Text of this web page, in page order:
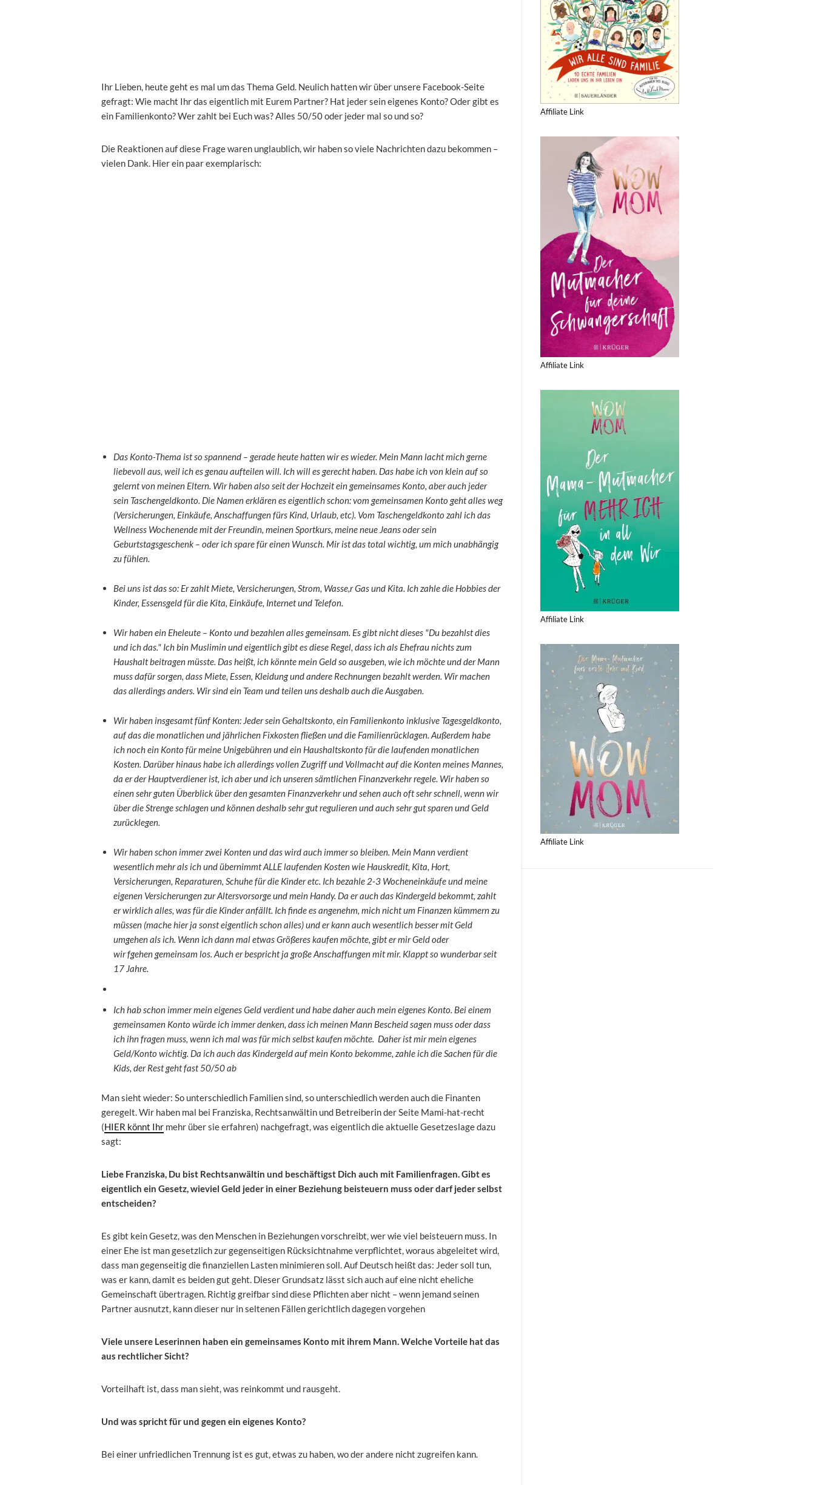
Ihr Lieben, heute geht es mal um das Thema Geld. Neulich hatten wir über unsere Facebook-Seite
gefragt: Wie macht Ihr das eigentlich mit Eurem Partner? Hat jeder sein eigenes Konto? Oder gibt es
ein Familienkonto? Wer zahlt bei Euch was? Alles 50/50 oder jeder mal so und so?
Die Reaktionen auf diese Frage waren unglaublich, wir haben so viele Nachrichten dazu bekommen –
vielen Dank. Hier ein paar exemplarisch:
Das Konto-Thema ist so spannend – gerade heute hatten wir es wieder. Mein Mann lacht mich gerne
liebevoll aus, weil ich es genau aufteilen will. Ich will es gerecht haben. Das habe ich von klein auf so
gelernt von meinen Eltern. Wir haben also seit der Hochzeit ein gemeinsames Konto, aber auch jeder
sein Taschengeldkonto. Die Namen erklären es eigentlich schon: vom gemeinsamen Konto geht alles weg
(Versicherungen, Einkäufe, Anschaffungen fürs Kind, Urlaub, etc). Vom Taschengeldkonto zahl ich das
Wellness Wochenende mit der Freundin, meinen Sportkurs, meine neue Jeans oder sein
Geburtstagsgeschenk – oder ich spare für einen Wunsch. Mir ist das total wichtig, um mich unabhängig
zu fühlen.
Bei uns ist das so: Er zahlt Miete, Versicherungen, Strom, Wasse,r Gas und Kita. Ich zahle die Hobbies der
Kinder, Essensgeld für die Kita, Einkäufe, Internet und Telefon.
Wir haben ein Eheleute – Konto und bezahlen alles gemeinsam. Es gibt nicht dieses "Du bezahlst dies
und ich das." Ich bin Muslimin und eigentlich gibt es diese Regel, dass ich als Ehefrau nichts zum
Haushalt beitragen müsste. Das heißt, ich könnte mein Geld so ausgeben, wie ich möchte und der Mann
muss dafür sorgen, dass Miete, Essen, Kleidung und andere Rechnungen bezahlt werden. Wir machen
das allerdings anders. Wir sind ein Team und teilen uns deshalb auch die Ausgaben.
Wir haben insgesamt fünf Konten: Jeder sein Gehaltskonto, ein Familienkonto inklusive Tagesgeldkonto,
auf das die monatlichen und jährlichen Fixkosten fließen und die Familienrücklagen. Außerdem habe
ich noch ein Konto für meine Unigebühren und ein Haushaltskonto für die laufenden monatlichen
Kosten. Darüber hinaus habe ich allerdings vollen Zugriff und Vollmacht auf die Konten meines Mannes,
da er der Hauptverdiener ist, ich aber und ich unseren sämtlichen Finanzverkehr regele. Wir haben so
einen sehr guten Überblick über den gesamten Finanzverkehr und sehen auch oft sehr schnell, wenn wir
über die Strenge schlagen und können deshalb sehr gut regulieren und auch sehr gut sparen und Geld
zurücklegen.
Wir haben schon immer zwei Konten und das wird auch immer so bleiben. Mein Mann verdient
wesentlich mehr als ich und übernimmt ALLE laufenden Kosten wie Hauskredit, Kita, Hort,
Versicherungen, Reparaturen, Schuhe für die Kinder etc. Ich bezahle 2-3 Wocheneinkäufe und meine
eigenen Versicherungen zur Altersvorsorge und mein Handy. Da er auch das Kindergeld bekommt, zahlt
er wirklich alles, was für die Kinder anfällt. Ich finde es angenehm, mich nicht um Finanzen kümmern zu
müssen (mache hier ja sonst eigentlich schon alles) und er kann auch wesentlich besser mit Geld
umgehen als ich. Wenn ich dann mal etwas Größeres kaufen möchte, gibt er mir Geld oder
wir fgehen gemeinsam los. Auch er bespricht ja große Anschaffungen mit mir. Klappt so wunderbar seit
17 Jahre.
Ich hab schon immer mein eigenes Geld verdient und habe daher auch mein eigenes Konto. Bei einem
gemeinsamen Konto würde ich immer denken, dass ich meinen Mann Bescheid sagen muss oder dass
ich ihn fragen muss, wenn ich mal was für mich selbst kaufen möchte. Daher ist mir mein eigenes
Geld/Konto wichtig. Da ich auch das Kindergeld auf mein Konto bekomme, zahle ich die Sachen für die
Kids, der Rest geht fast 50/50 ab
Man sieht wieder: So unterschiedlich Familien sind, so unterschiedlich werden auch die Finanten
geregelt. Wir haben mal bei Franziska, Rechtsanwältin und Betreiberin der Seite Mami-hat-recht
(HIER könnt Ihr mehr über sie erfahren) nachgefragt, was eigentlich die aktuelle Gesetzeslage dazu
sagt:
Liebe Franziska, Du bist Rechtsanwältin und beschäftigst Dich auch mit Familienfragen. Gibt es
eigentlich ein Gesetz, wieviel Geld jeder in einer Beziehung beisteuern muss oder darf jeder selbst
entscheiden?
Es gibt kein Gesetz, was den Menschen in Beziehungen vorschreibt, wer wie viel beisteuern muss. In
einer Ehe ist man gesetzlich zur gegenseitigen Rücksichtnahme verpflichtet, woraus abgeleitet wird,
dass man gegenseitig die finanziellen Lasten minimieren soll. Auf Deutsch heißt das: Jeder soll tun,
was er kann, damit es beiden gut geht. Dieser Grundsatz lässt sich auch auf eine nicht eheliche
Gemeinschaft übertragen. Richtig greifbar sind diese Pflichten aber nicht – wenn jemand seinen
Partner ausnutzt, kann dieser nur in seltenen Fällen gerichtlich dagegen vorgehen
Viele unsere Leserinnen haben ein gemeinsames Konto mit ihrem Mann. Welche Vorteile hat das
aus rechtlicher Sicht?
Vorteilhaft ist, dass man sieht, was reinkommt und rausgeht.
Und was spricht für und gegen ein eigenes Konto?
Bei einer unfriedlichen Trennung ist es gut, etwas zu haben, wo der andere nicht zugreifen kann.
Affiliate Link
Affiliate Link
Affiliate Link
Affiliate Link